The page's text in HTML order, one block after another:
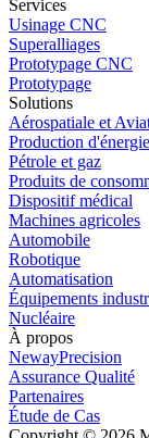
Services
Usinage CNC
Superalliages
Prototypage CNC
Prototypage
Solutions
Aérospatiale et
Production d'énergie
Pétrole et gaz
Produits de
Dispositif médical
Machines agricoles
Automobile
Robotique
Automatisation
Équipements
Nucléaire
À propos
NewayPrecision
Assurance Qualité
Partenaires
Étude de Cas